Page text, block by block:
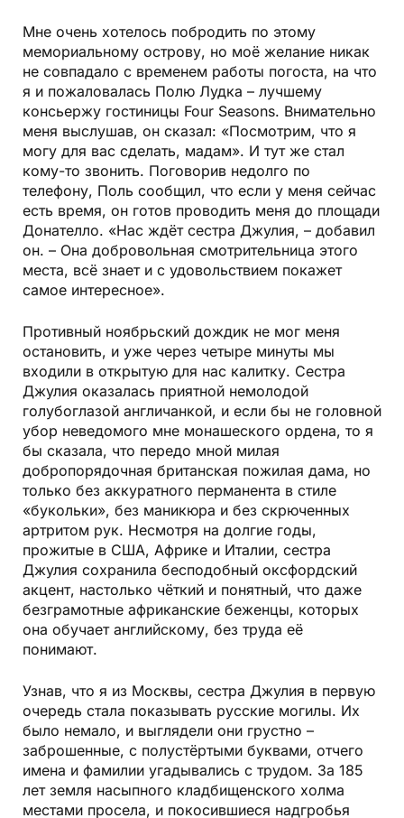
Мне очень хотелось побродить по этому
мемориальному острову, но моё желание никак
не совпадало с временем работы погоста, на что
я и пожаловалась Полю Лудка – лучшему
консьержу гостиницы Four Seasons. Внимательно
меня выслушав, он сказал: «Посмотрим, что я
могу для вас сделать, мадам». И тут же стал
кому-то звонить. Поговорив недолго по
телефону, Поль сообщил, что если у меня сейчас
есть время, он готов проводить меня до площади
Донателло. «Нас ждёт сестра Джулия, – добавил
он. – Она добровольная смотрительница этого
места, всё знает и с удовольствием покажет
самое интересное».
Противный ноябрьский дождик не мог меня
остановить, и уже через четыре минуты мы
входили в открытую для нас калитку. Сестра
Джулия оказалась приятной немолодой
голубоглазой англичанкой, и если бы не головной
убор неведомого мне монашеского ордена, то я
бы сказала, что передо мной милая
добропорядочная британская пожилая дама, но
только без аккуратного перманента в стиле
«букольки», без маникюра и без скрюченных
артритом рук. Несмотря на долгие годы,
прожитые в США, Африке и Италии, сестра
Джулия сохранила бесподобный оксфордский
акцент, настолько чёткий и понятный, что даже
безграмотные африканские беженцы, которых
она обучает английскому, без труда её
понимают.
Узнав, что я из Москвы, сестра Джулия в первую
очередь стала показывать русские могилы. Их
было немало, и выглядели они грустно –
заброшенные, с полустёртыми буквами, отчего
имена и фамилии угадывались с трудом. За 185
лет земля насыпного кладбищенского холма
местами просела, и покосившиеся надгробья